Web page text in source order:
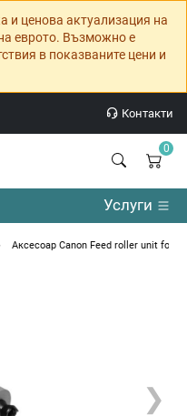
и ценова актуализация на
еврото. Възможно е
в показваните цени и
Контакти
0
Услуги
Аксесоар Canon Feed roller unit for P-
❯